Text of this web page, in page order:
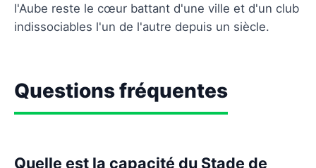
l'Aube reste le cœur battant d'une ville et d'un club
indissociables l'un de l'autre depuis un siècle.
Questions fréquentes
Quelle est la capacité du Stade de